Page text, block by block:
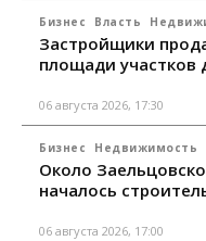
Бизнес Власть
Застройщики
площади участков
06 августа 2026, 17:30
Бизнес Недвижимость
Около
началось
06 августа 2026, 17:00